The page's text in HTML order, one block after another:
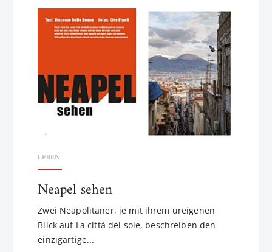
LEBEN
Neapel sehen
Zwei Neapolitaner, je mit ihrem ureigenen
Blick auf La città del sole, beschreiben den
einzigartige...